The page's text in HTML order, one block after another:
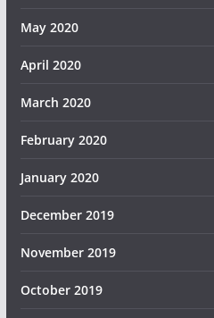
May 2020
April 2020
March 2020
February 2020
January 2020
December 2019
November 2019
October 2019